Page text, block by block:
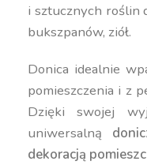
i sztucznych roślin
bukszpanów, ziół.
Donica idealnie
pomieszczenia i z
Dzięki swojej
uniwersalną
dekoracją